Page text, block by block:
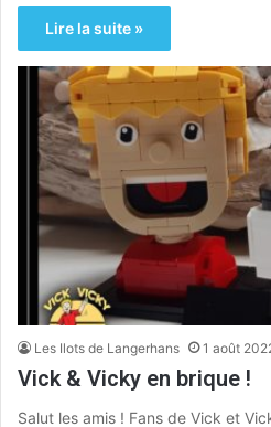
Lire la suite »
Les Ilots de Langerhans 1 août
Vick & Vicky en brique !
Salut les amis ! Fans de Vick et